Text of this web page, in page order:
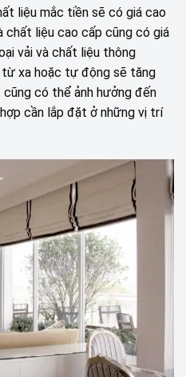
liệu mắc tiền sẽ có giá cao
chất liệu cao cấp cũng có giá
vải và chất liệu thông
từ xa hoặc tự động sẽ tăng
có thể ảnh hưởng đến
cần lắp đặt ở những vị trí